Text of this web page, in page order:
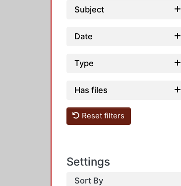
Subject
Date
Type
Has files
Reset filters
Settings
Sort By